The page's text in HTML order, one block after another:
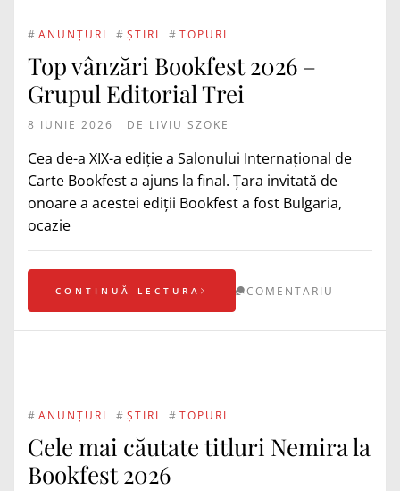
# ANUNȚURI # ȘTIRI # TOPURI
Top vânzări Bookfest 2026 –
Grupul Editorial Trei
8 IUNIE 2026 DE LIVIU SZOKE
Cea de-a XIX-a ediție a Salonului Internațional de
Carte Bookfest a ajuns la final. Țara invitată de
onoare a acestei ediții Bookfest a fost Bulgaria,
ocazie
CONTINUĂ LECTURA COMENTARIU
# ANUNȚURI # ȘTIRI # TOPURI
Cele mai căutate titluri Nemira la
Bookfest 2026